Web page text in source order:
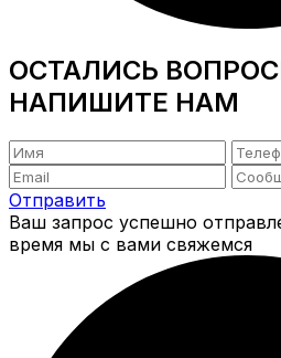
ОСТАЛИСЬ
НАПИШИТЕ НАМ
Отправить
Ваш запрос успешно
время мы с вами свяжемся